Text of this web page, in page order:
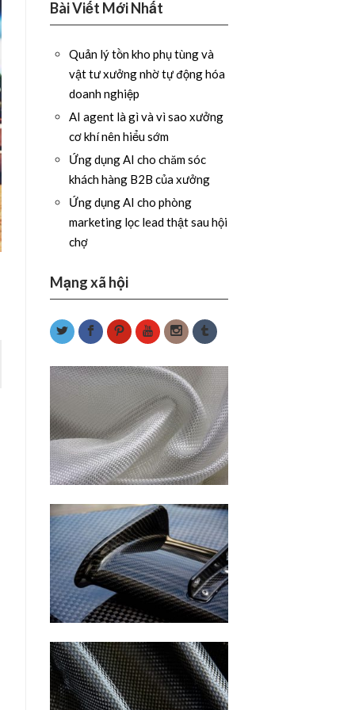
Bài Viết Mới Nhất
Quản lý tồn kho phụ tùng và
vật tư xưởng nhờ tự động hóa
doanh nghiệp
AI agent là gì và vì sao xưởng
cơ khí nên hiểu sớm
Ứng dụng AI cho chăm sóc
khách hàng B2B của xưởng
Ứng dụng AI cho phòng
marketing lọc lead thật sau hội
chợ
Mạng xã hội